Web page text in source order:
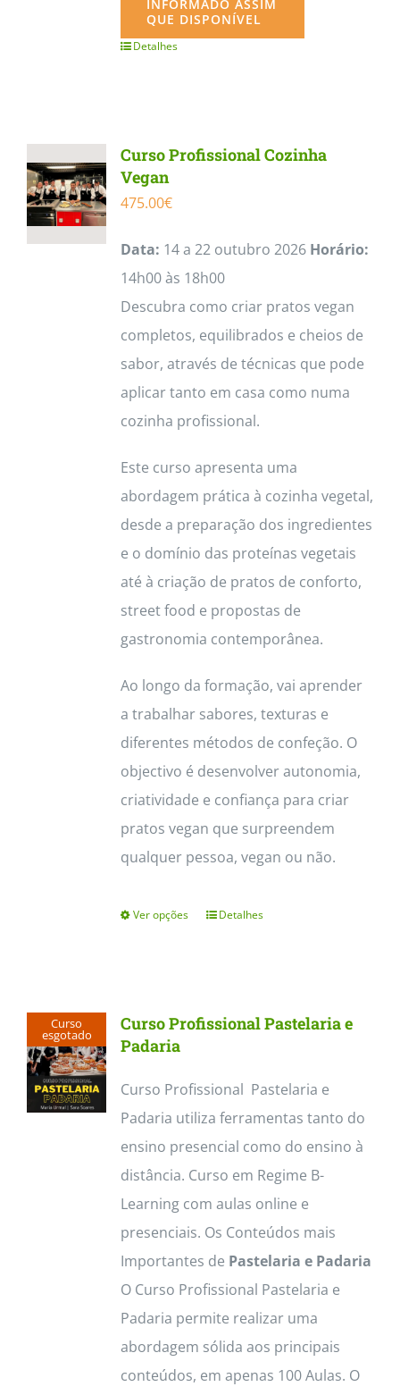
INFORMADO ASSIM
QUE DISPONÍVEL
Detalhes
Curso Profissional Cozinha
Vegan
475.00€
Data: 14 a 22 outubro 2026 Horário:
14h00 às 18h00
Descubra como criar pratos vegan
completos, equilibrados e cheios de
sabor, através de técnicas que pode
aplicar tanto em casa como numa
cozinha profissional.
Este curso apresenta uma
abordagem prática à cozinha vegetal,
desde a preparação dos ingredientes
e o domínio das proteínas vegetais
até à criação de pratos de conforto,
street food e propostas de
gastronomia contemporânea.
Ao longo da formação, vai aprender
a trabalhar sabores, texturas e
diferentes métodos de confeção. O
objectivo é desenvolver autonomia,
criatividade e confiança para criar
pratos vegan que surpreendem
qualquer pessoa, vegan ou não.
Ver opções
This
variants.
options
may
be
chosen
on
the
product
page
Detalhes
Curso
esgotado
Curso Profissional Pastelaria e
Padaria
Curso Profissional Pastelaria e
Padaria utiliza ferramentas tanto do
ensino presencial como do ensino à
distância. Curso em Regime B-
Learning com aulas online e
presenciais. Os Conteúdos mais
Importantes de Pastelaria e Padaria
O Curso Profissional Pastelaria e
Padaria permite realizar uma
abordagem sólida aos principais
conteúdos, em apenas 100 Aulas. O